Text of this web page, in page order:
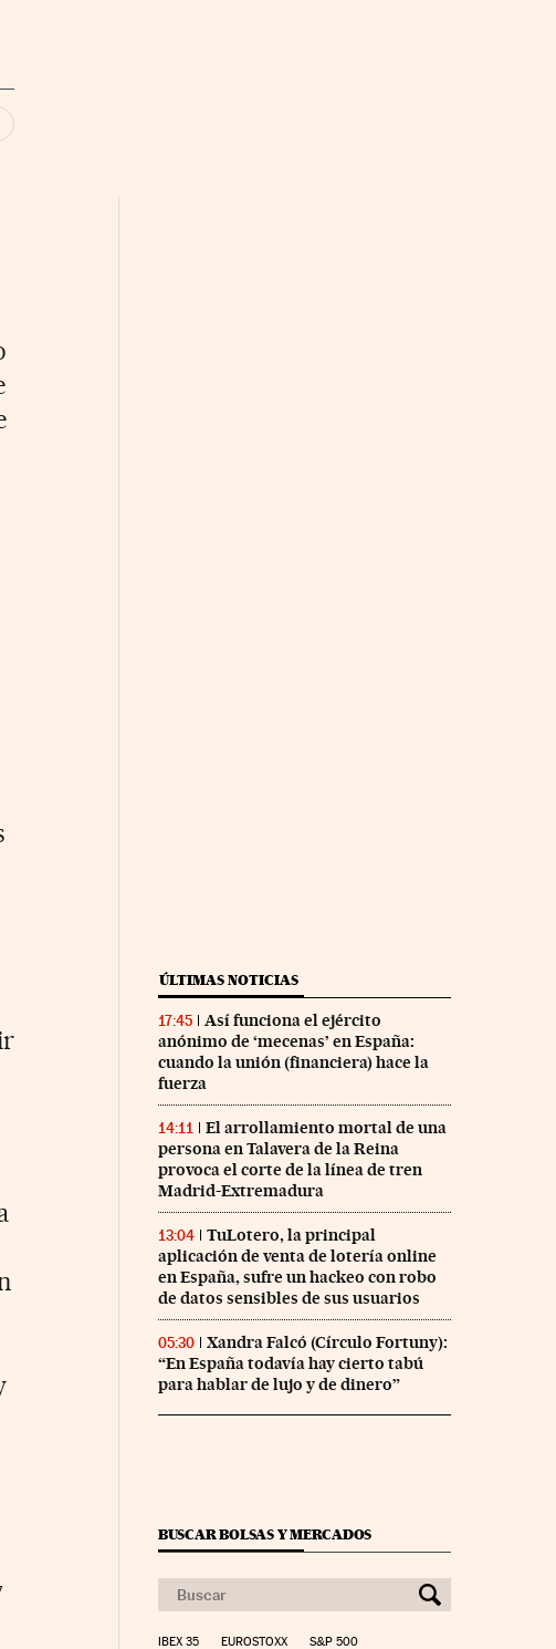
ÚLTIMAS NOTICIAS
17:45
Así funciona el ejército
anónimo de ‘mecenas’ en España:
cuando la unión (financiera) hace la
fuerza
14:11
El arrollamiento mortal de una
persona en Talavera de la Reina
provoca el corte de la línea de tren
Madrid-Extremadura
13:04
TuLotero, la principal
aplicación de venta de lotería online
en España, sufre un hackeo con robo
de datos sensibles de sus usuarios
05:30
Xandra Falcó (Círculo Fortuny):
“En España todavía hay cierto tabú
para hablar de lujo y de dinero”
BUSCAR BOLSAS Y MERCADOS
IBEX 35 EUROSTOXX S&P 500